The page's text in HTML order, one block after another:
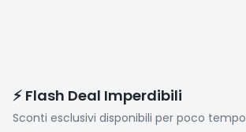
⚡ Flash Deal Imperdibili
Sconti esclusivi disponibili per poco tempo